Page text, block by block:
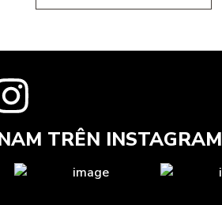
TRÊN INSTAGRAM